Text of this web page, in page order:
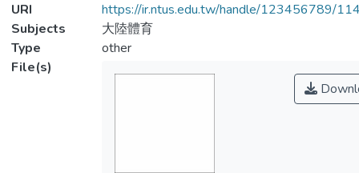
URI
https://ir.ntus.edu.tw/handle/123456789/
Subjects
大陸體育
Type
other
File(s)